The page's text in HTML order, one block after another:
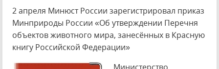
2 апреля Минюст России зарегистрировал приказ
Минприроды России «Об утверждении Перечня
объектов животного мира, занесённых в Красную
книгу Российской Федерации»